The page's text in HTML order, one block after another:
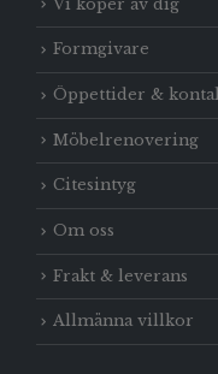
Vi köper av dig
Formgivare
Öppettider &
Möbelrenovering
Citesintyg
Om oss
Frakt & leverans
Allmänna villkor